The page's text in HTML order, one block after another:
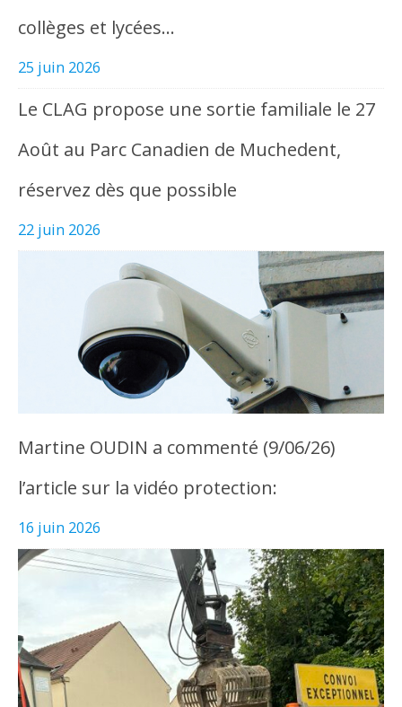
collèges et lycées…
25 juin 2026
Le CLAG propose une sortie familiale le 27
Août au Parc Canadien de Muchedent,
réservez dès que possible
22 juin 2026
Martine OUDIN a commenté (9/06/26)
l’article sur la vidéo protection:
16 juin 2026